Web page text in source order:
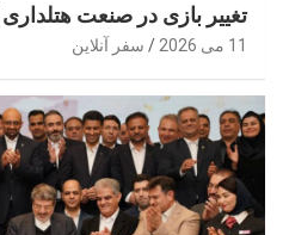
تغییر بازی در صنعت هتلداری
11 می 2026 سفر آنلاین